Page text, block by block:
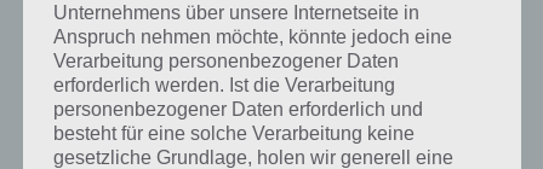
Unternehmens über unsere Internetseite in
Anspruch nehmen möchte, könnte jedoch eine
Verarbeitung personenbezogener Daten
erforderlich werden. Ist die Verarbeitung
personenbezogener Daten erforderlich und
besteht für eine solche Verarbeitung keine
gesetzliche Grundlage, holen wir generell eine